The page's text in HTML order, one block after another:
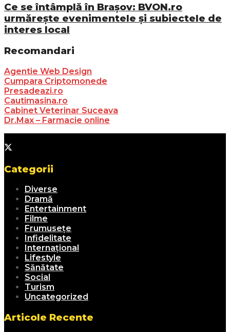
Ce se întâmplă în Brașov: BVON.ro
urmărește evenimentele și subiectele de
interes local
Recomandari
Agentie Web Design
Cumpara Criptomonede
Presadeazi.ro
Cautimasina.ro
Cabinet Veterinar Suceava
Dr.Max – Farmacie online
Categorii
Diverse
Dramă
Entertainment
Filme
Frumusețe
Infidelitate
Internațional
Lifestyle
Sănătate
Social
Turism
Uncategorized
Articole Recente